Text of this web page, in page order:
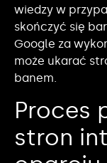
wiedzy w
skończyć się
Google za
może ukarać
banem.
Proces
stron